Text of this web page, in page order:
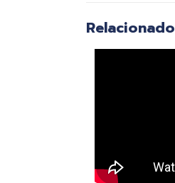
Relacionado